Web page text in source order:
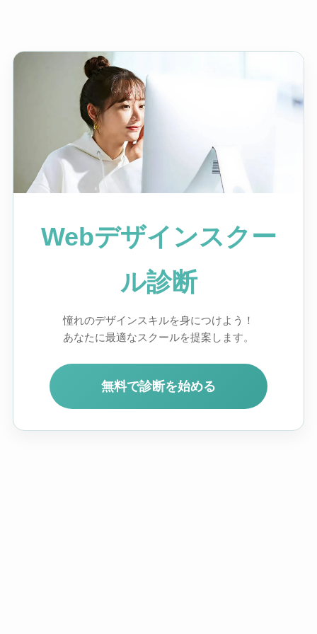
Webデザインスクー
ル診断
憧れのデザインスキルを身につけよう！
あなたに最適なスクールを提案します。
無料で診断を始める